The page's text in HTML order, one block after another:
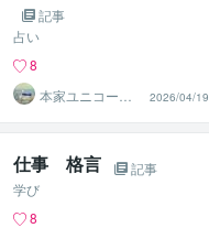
記事
占い
8
本家ユニコーン
の使者桜10周年
ありがとう
2026/04/19
仕事 格言
記事
学び
8